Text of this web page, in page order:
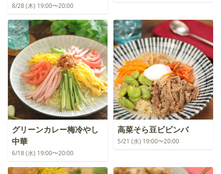
8/28 (木) 19:00〜20:00
グリーンカレー梅冷やし
中華
6/18 (水) 19:00〜20:00
高菜そら豆ビビンバ
5/21 (水) 19:00〜20:00